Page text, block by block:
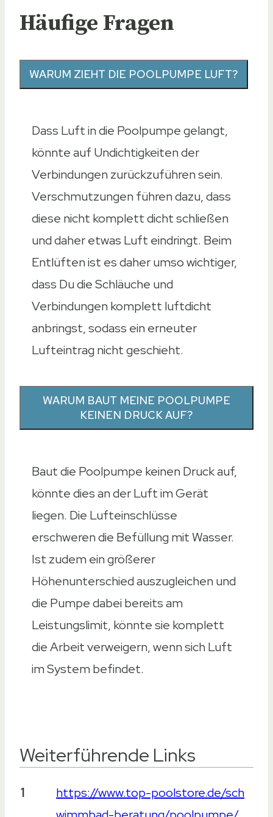
Häufige Fragen
WARUM ZIEHT DIE POOLPUMPE LUFT?
Dass Luft in die Poolpumpe gelangt,
könnte auf Undichtigkeiten der
Verbindungen zurückzuführen sein.
Verschmutzungen führen dazu, dass
diese nicht komplett dicht schließen
und daher etwas Luft eindringt. Beim
Entlüften ist es daher umso wichtiger,
dass Du die Schläuche und
Verbindungen komplett luftdicht
anbringst, sodass ein erneuter
Lufteintrag nicht geschieht.
WARUM BAUT MEINE POOLPUMPE
KEINEN DRUCK AUF?
Baut die Poolpumpe keinen Druck auf,
könnte dies an der Luft im Gerät
liegen. Die Lufteinschlüsse
erschweren die Befüllung mit Wasser.
Ist zudem ein größerer
Höhenunterschied auszugleichen und
die Pumpe dabei bereits am
Leistungslimit, könnte sie komplett
die Arbeit verweigern, wenn sich Luft
im System befindet.
Weiterführende Links
Weiterführende Links
1
https://www.top-poolstore.de/sch